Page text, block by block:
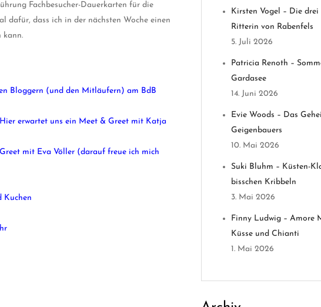
Fachbesucher-Dauerkarten für die
dafür, dass ich in der nächsten Woche einen
kann.
Bloggern (und den Mitläufern) am BdB
erwartet uns ein Meet & Greet mit Katja
mit Eva Völler (darauf freue ich mich
Kuchen
Kirsten Vogel – Die drei
Ritterin von Rabenfels
5. Juli 2026
Patricia Renoth –
Gardasee
14. Juni 2026
Evie Woods – Das
Geigenbauers
10. Mai 2026
Suki Bluhm – Küsten-
bisschen Kribbeln
3. Mai 2026
Finny Ludwig – Amore
Küsse und Chianti
1. Mai 2026